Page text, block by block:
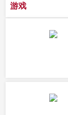
游戏